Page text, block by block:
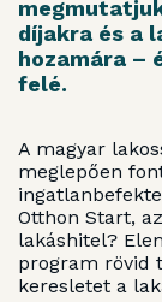
díjakra és a
hozamára –
felé.
A magyar
meglepően
Otthon Start,
lakáshitel?
program rövid
keresletet a